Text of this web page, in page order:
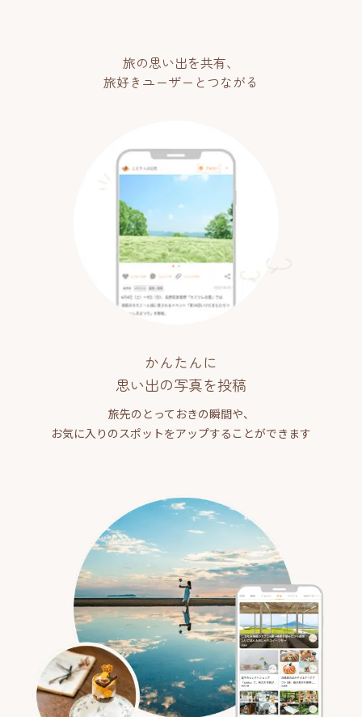
旅の思い出を共有、
旅好きユーザーとつながる
かんたんに
思い出の写真を投稿
旅先のとっておきの瞬間や、
お気に入りのスポットをアップすることができます